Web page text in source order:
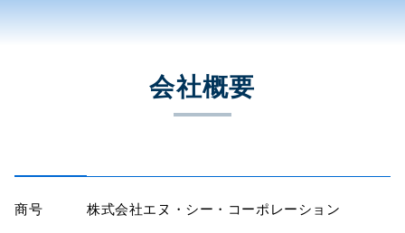
会社概要
商号 株式会社エヌ・シー・コーポレーション